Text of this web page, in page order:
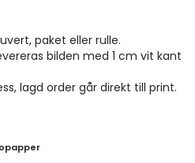
paket eller rulle.
bilden med 1 cm vit kant
lagd order går direkt till print.